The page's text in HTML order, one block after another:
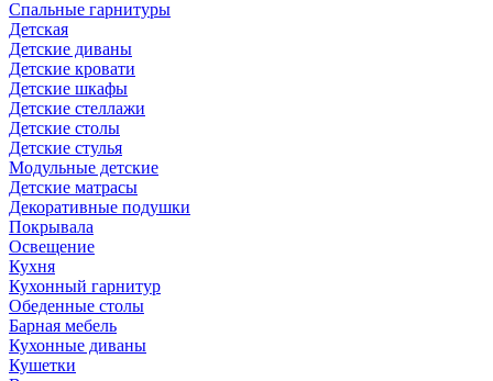
Спальные гарнитуры
Детская
Детские диваны
Детские кровати
Детские шкафы
Детские стеллажи
Детские столы
Детские стулья
Модульные детские
Детские матрасы
Декоративные подушки
Покрывала
Освещение
Кухня
Кухонный гарнитур
Обеденные столы
Барная мебель
Кухонные диваны
Кушетки